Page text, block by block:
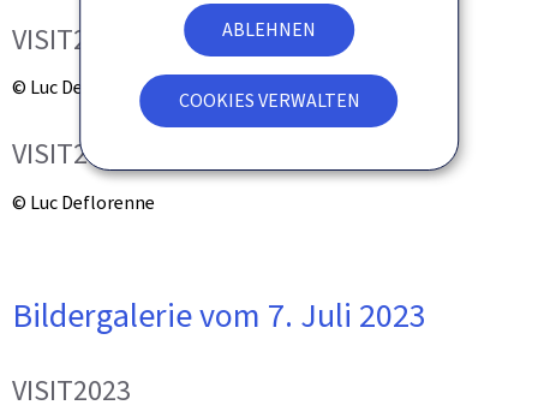
ABLEHNEN
COOKIES VERWALTEN
VISIT2023
© Luc Deflorenne
VISIT2023
© Luc Deflorenne
Bildergalerie vom 7. Juli 2023
VISIT2023